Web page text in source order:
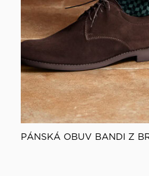
PÁNSKÁ OBUV BANDI Z